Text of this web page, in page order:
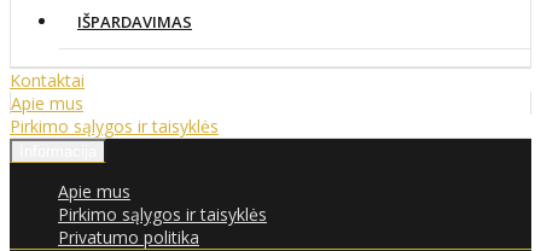
IŠPARDAVIMAS
Kontaktai
Apie mus
Pirkimo sąlygos ir taisyklės
Apie mus
Pirkimo sąlygos ir taisyklės
Privatumo politika